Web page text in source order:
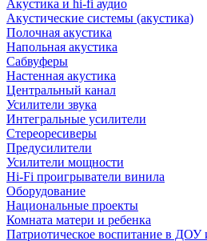
Акустика и hi-fi аудио
Акустические системы (акустика)
Полочная акустика
Напольная акустика
Сабвуферы
Настенная акустика
Центральный канал
Усилители звука
Интегральные усилители
Стереоресиверы
Предусилители
Усилители мощности
Hi-Fi проигрыватели винила
Оборудование
Национальные проекты
Комната матери и ребенка
Патриотическое воспитание в ДОУ